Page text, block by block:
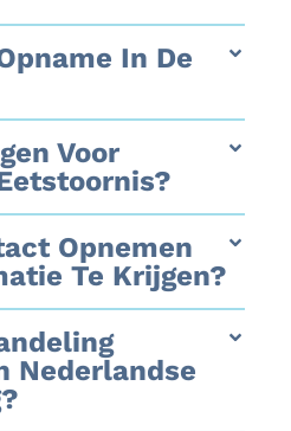
In De
Voor
Opnemen
Te Krijgen?
Nederlandse